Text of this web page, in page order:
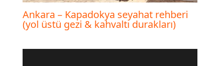
Ankara – Kapadokya seyahat rehberi
(yol üstü gezi & kahvaltı durakları)